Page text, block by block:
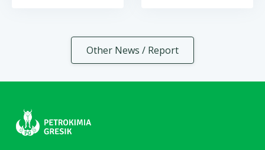
Other News / Report